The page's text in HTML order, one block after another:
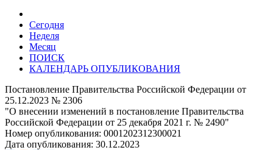
Сегодня
Неделя
Месяц
ПОИСК
КАЛЕНДАРЬ ОПУБЛИКОВАНИЯ
Постановление Правительства Российской Федерации от
25.12.2023 № 2306
"О внесении изменений в постановление Правительства
Российской Федерации от 25 декабря 2021 г. № 2490"
Номер опубликования: 0001202312300021
Дата опубликования: 30.12.2023